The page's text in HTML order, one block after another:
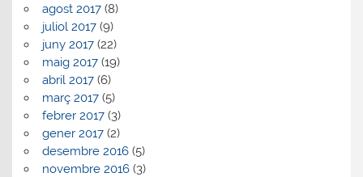
agost 2017(8)
juliol 2017(9)
juny 2017(22)
maig 2017(19)
abril 2017(6)
març 2017(5)
febrer 2017(3)
gener 2017(2)
desembre 2016(5)
novembre 2016(3)